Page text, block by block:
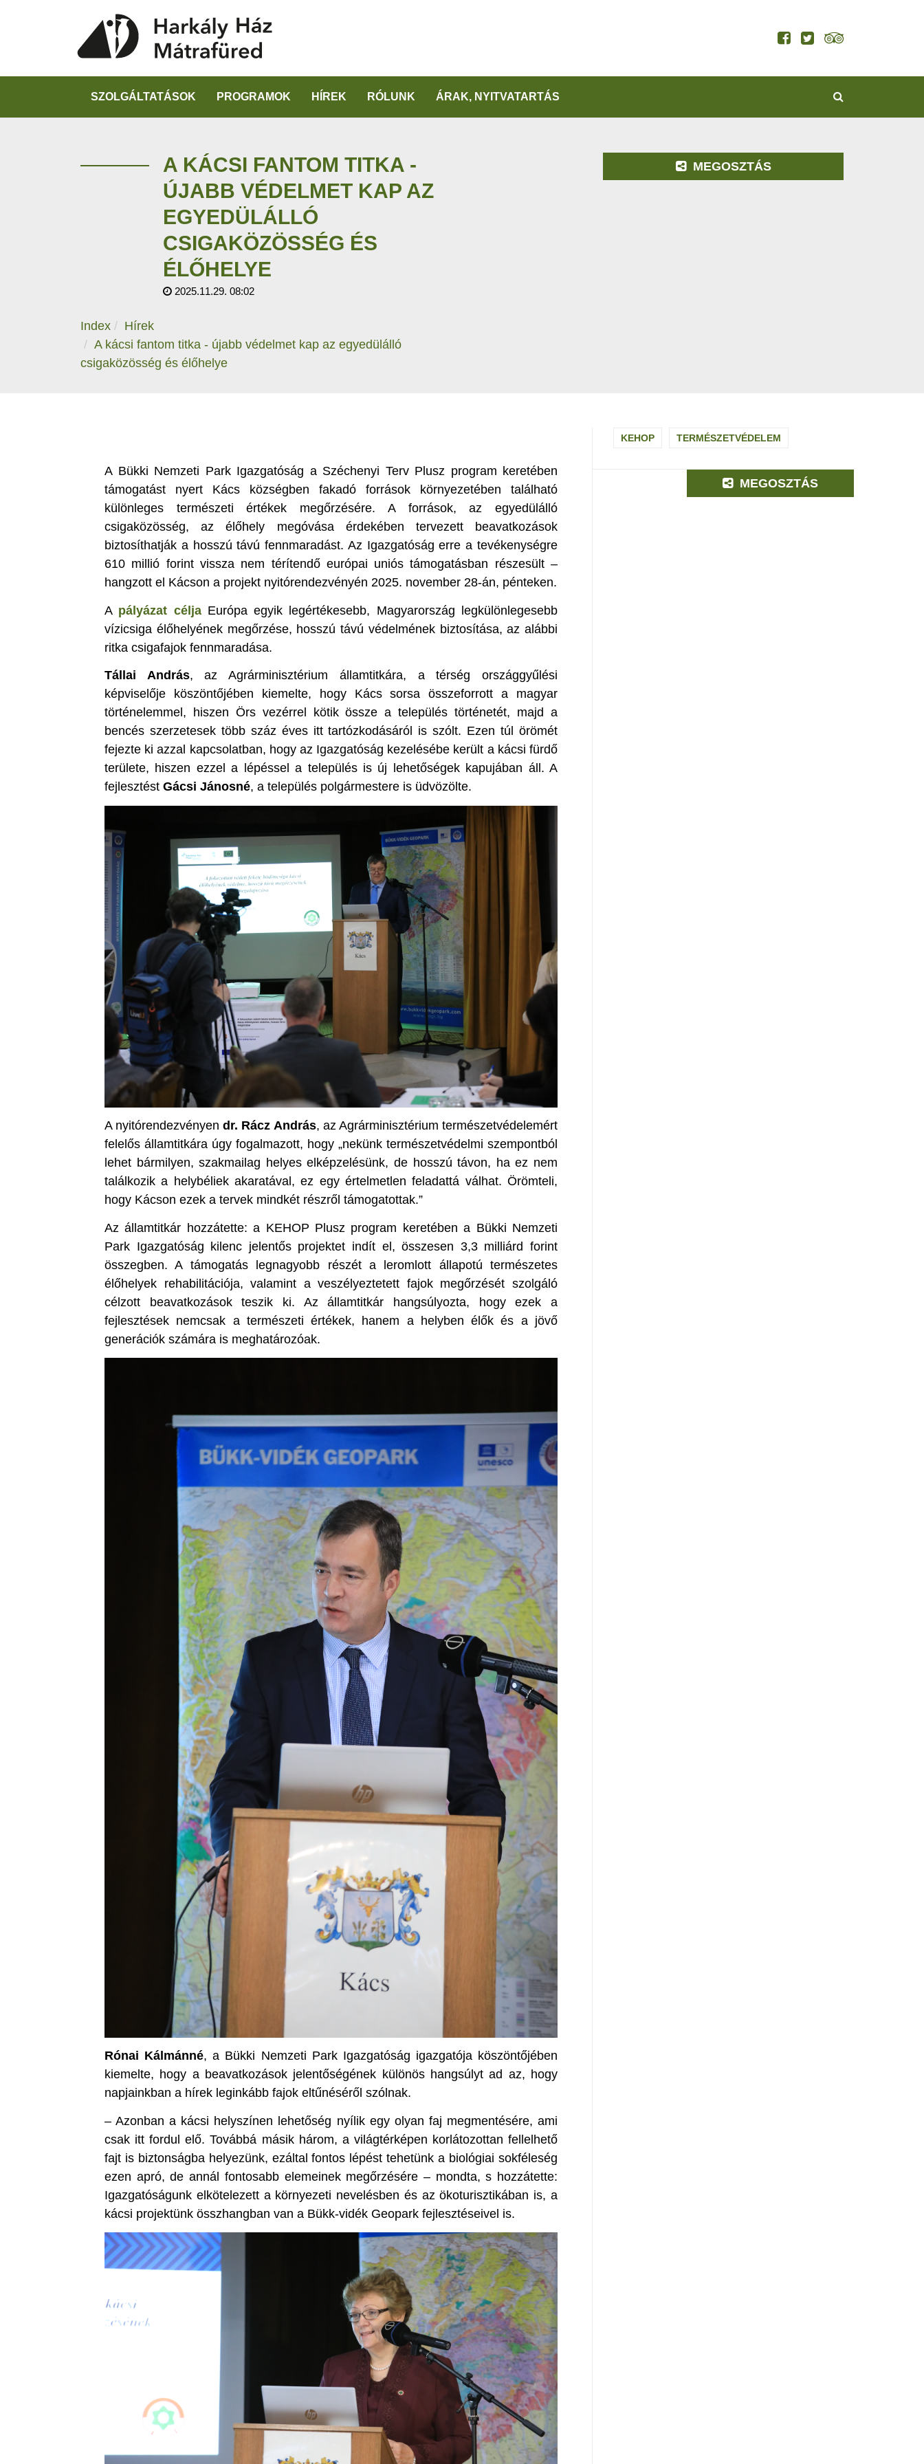
SZOLGÁLTATÁSOK PROGRAMOK HÍREK RÓLUNK ÁRAK, NYITVATARTÁS
A KÁCSI FANTOM TITKA -
ÚJABB VÉDELMET KAP AZ
EGYEDÜLÁLLÓ
CSIGAKÖZÖSSÉG ÉS
ÉLŐHELYE
2025.11.29. 08:02
Index
Hírek
A kácsi fantom titka - újabb védelmet kap az egyedülálló
csigaközösség és élőhelye
MEGOSZTÁS
A Bükki Nemzeti Park Igazgatóság a Széchenyi Terv Plusz program keretében
támogatást nyert Kács községben fakadó források környezetében található
különleges természeti értékek megőrzésére. A források, az egyedülálló
csigaközösség, az élőhely megóvása érdekében tervezett beavatkozások
biztosíthatják a hosszú távú fennmaradást. Az Igazgatóság erre a tevékenységre
610 millió forint vissza nem térítendő európai uniós támogatásban részesült –
hangzott el Kácson a projekt nyitórendezvényén 2025. november 28-án, pénteken.
A pályázat céljaEurópa egyik legértékesebb, Magyarország legkülönlegesebb
vízicsiga élőhelyének megőrzése, hosszú távú védelmének biztosítása, az alábbi
ritka csigafajok fennmaradása.
Tállai András, az Agrárminisztérium államtitkára, a térség országgyűlési
képviselője köszöntőjében kiemelte, hogy Kács sorsa összeforrott a magyar
történelemmel, hiszen Örs vezérrel kötik össze a település történetét, majd a
bencés szerzetesek több száz éves itt tartózkodásáról is szólt. Ezen túl örömét
fejezte ki azzal kapcsolatban, hogy az Igazgatóság kezelésébe került a kácsi fürdő
területe, hiszen ezzel a lépéssel a település is új lehetőségek kapujában áll. A
fejlesztést Gácsi Jánosné, a település polgármestere is üdvözölte.
A nyitórendezvényendr. Rácz András, az Agrárminisztérium természetvédelemért
felelős államtitkára úgy fogalmazott, hogy „nekünk természetvédelmi szempontból
lehet bármilyen, szakmailag helyes elképzelésünk, de hosszú távon, ha ez nem
találkozik a helybéliek akaratával, ez egy értelmetlen feladattá válhat. Örömteli,
hogy Kácson ezek a tervek mindkét részről támogatottak.”
Az államtitkár hozzátette: a KEHOP Plusz program keretében a Bükki Nemzeti
Park Igazgatóság kilenc jelentős projektet indít el, összesen 3,3 milliárd forint
összegben. A támogatás legnagyobb részét a leromlott állapotú természetes
élőhelyek rehabilitációja, valamint a veszélyeztetett fajok megőrzését szolgáló
célzott beavatkozások teszik ki. Az államtitkár hangsúlyozta, hogy ezek a
fejlesztések nemcsak a természeti értékek, hanem a helyben élők és a jövő
generációk számára is meghatározóak.
Rónai Kálmánné, a Bükki Nemzeti Park Igazgatóság igazgatója köszöntőjében
kiemelte, hogy a beavatkozások jelentőségének különös hangsúlyt ad az, hogy
napjainkban a hírek leginkább fajok eltűnéséről szólnak.
– Azonban a kácsi helyszínen lehetőség nyílik egy olyan faj megmentésére, ami
csak itt fordul elő. Továbbá másik három, a világtérképen korlátozottan fellelhető
fajt is biztonságba helyezünk, ezáltal fontos lépést tehetünk a biológiai sokféleség
ezen apró, de annál fontosabb elemeinek megőrzésére – mondta, s hozzátette:
Igazgatóságunk elkötelezett a környezeti nevelésben és az ökoturisztikában is, a
kácsi projektünk összhangban van a Bükk-vidék Geopark fejlesztéseivel is.
KEHOP TERMÉSZETVÉDELEM
MEGOSZTÁS